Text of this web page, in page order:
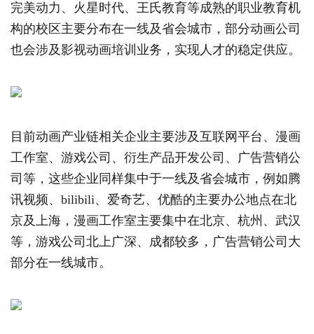
完美动力、火星时代、王氏教育等成熟的职业教育机
构的校区主要分布在一线及省会城市，部分动画公司
也会涉及影视动画培训业务，实现人才的稳定供应。
目前动画产业链相关企业主要涉及互联网平台、漫画
工作室、游戏公司、衍生产品开发公司、广告营销公
司等，这些企业同样集中于一线及省会城市，例如腾
讯视频、bilibili、爱奇艺、优酷的主要办公地点在北
京及上海，漫画工作室主要集中在北京、杭州、武汉
等，游戏公司北上广深、成都较多，广告营销公司大
部分在一线城市。